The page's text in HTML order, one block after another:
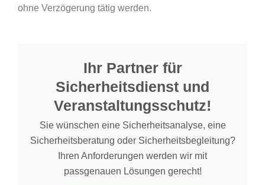
ohne Verzögerung tätig werden.
Ihr Partner für
Sicherheitsdienst und
Veranstaltungsschutz!
Sie wünschen eine Sicherheitsanalyse, eine
Sicherheitsberatung oder Sicherheitsbegleitung?
Ihren Anforderungen werden wir mit
passgenauen Lösungen gerecht!